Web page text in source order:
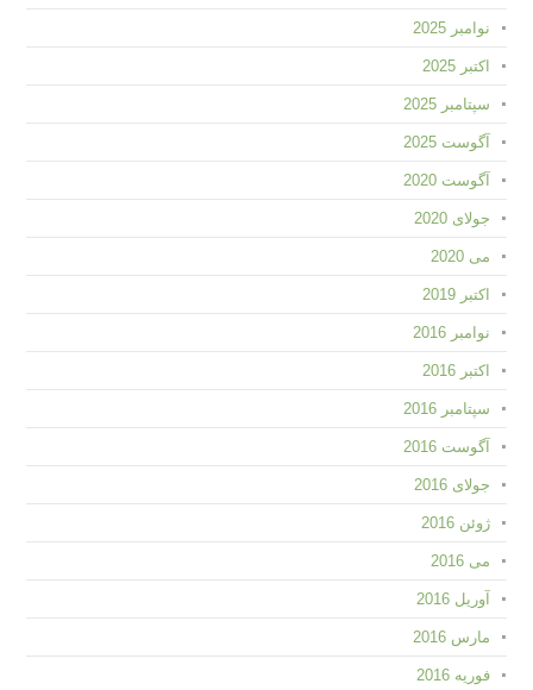
نوامبر 2025
اکتبر 2025
سپتامبر 2025
آگوست 2025
آگوست 2020
جولای 2020
می 2020
اکتبر 2019
نوامبر 2016
اکتبر 2016
سپتامبر 2016
آگوست 2016
جولای 2016
ژوئن 2016
می 2016
آوریل 2016
مارس 2016
فوریه 2016